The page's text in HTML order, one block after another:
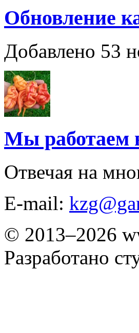
Обновление
Добавлено 53
Мы работаем
Отвечая на
E-mail:
© 2013–2026
Разработано